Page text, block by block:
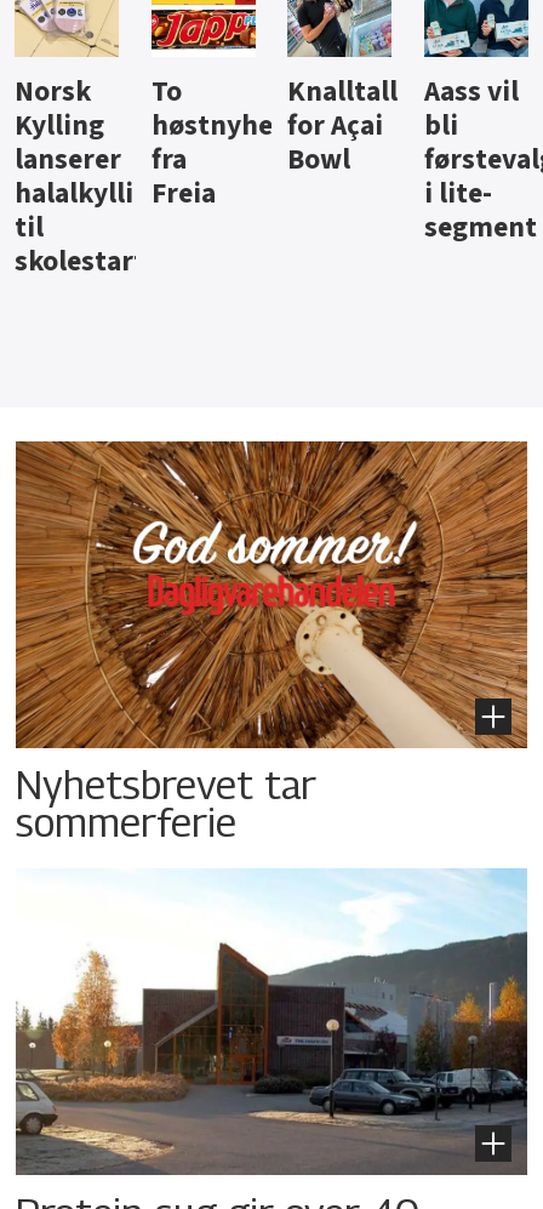
Knalltall
for Açai
Bowl
Aass vil
bli
førstevalg
i lite-
Brus og
jus fra
Berentsen
Hard
iste fra
Hansa
Nyhetsbrevet tar
sommerferie